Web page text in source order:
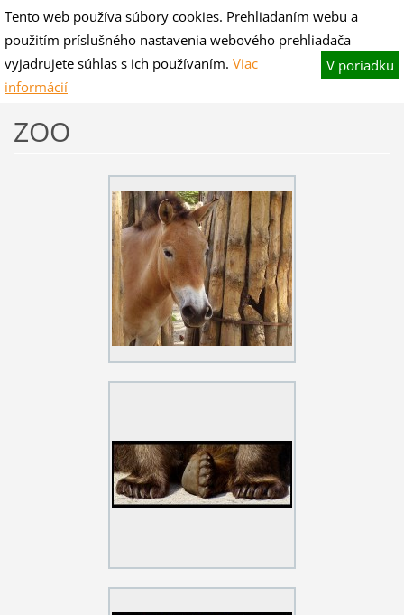
V-hano flog & blog
Fotografie pre potešenie,slovo na zamyslenie.
Tento web používa súbory cookies. Prehliadaním webu a
použitím príslušného nastavenia webového prehliadača
vyjadrujete súhlas s ich používaním.
V poriadku
Viac
informácií
ZOO